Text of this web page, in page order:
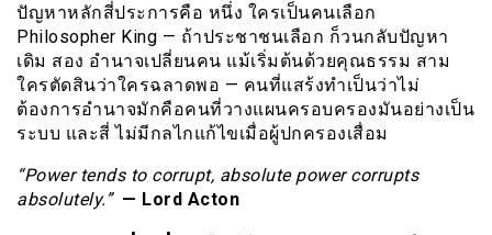
ปัญหาหลักสี่ประการคือ หนึ่ง ใครเป็นคนเลือก
Philosopher King — ถ้าประชาชนเลือก ก็วนกลับปัญหา
เดิม สอง อำนาจเปลี่ยนคน แม้เริ่มต้นด้วยคุณธรรม สาม
ใครตัดสินว่าใครฉลาดพอ — คนที่แสร้งทำเป็นว่าไม่
ต้องการอำนาจมักคือคนที่วางแผนครอบครองมันอย่างเป็น
ระบบ และสี่ ไม่มีกลไกแก้ไขเมื่อผู้ปกครองเสื่อม
“Power tends to corrupt, absolute power corrupts
absolutely.”— Lord Acton